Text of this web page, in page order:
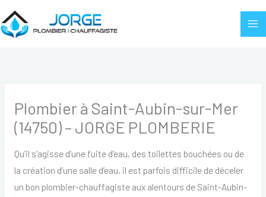
au
contenu
Plombier à Saint-Aubin-sur-Mer
(14750) – JORGE PLOMBERIE
Qu’il s’agisse d’une fuite d’eau, des toilettes bouchées ou de
la création d’une salle d’eau, il est parfois difficile de déceler
un bon plombier-chauffagiste aux alentours de Saint-Aubin-